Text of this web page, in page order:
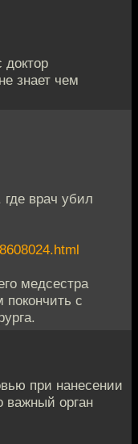
доктор
знает чем
врач убил
медсестра
с
при нанесении
важный орган